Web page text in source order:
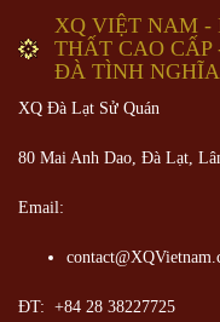
XQ VIỆT NAM -
THẤT CAO
ĐÀ TÌNH
XQ Đà Lạt Sử Quán
80 Mai Anh Dao, Đà Lạt,
Email:
ĐT: +84 28 38227725